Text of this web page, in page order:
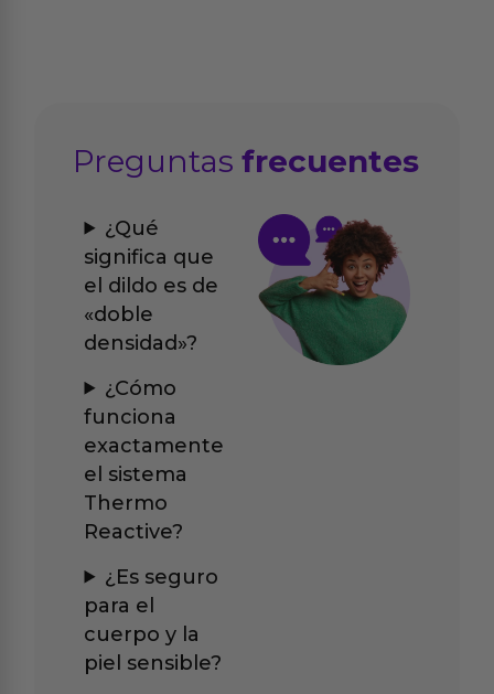
Preguntasfrecuentes
¿Qué
significa que
el dildo es de
«doble
densidad»?
¿Cómo
funciona
exactamente
el sistema
Thermo
Reactive?
¿Es seguro
para el
cuerpo y la
piel sensible?